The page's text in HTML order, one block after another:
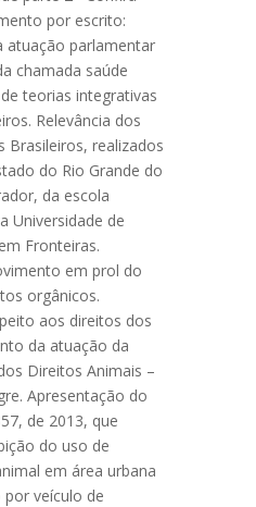
por escrito:
atuação parlamentar
chamada saúde
teorias integrativas
Relevância dos
Brasileiros, realizados
do Rio Grande do
da escola
Universidade de
Fronteiras.
em prol do
orgânicos.
aos direitos dos
da atuação da
Direitos Animais –
Apresentação do
de 2013, que
do uso de
em área urbana
veículo de